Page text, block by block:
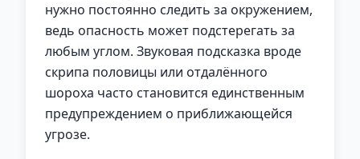
нужно постоянно следить за окружением,
ведь опасность может подстерегать за
любым углом. Звуковая подсказка вроде
скрипа половицы или отдалённого
шороха часто становится единственным
предупреждением о приближающейся
угрозе.